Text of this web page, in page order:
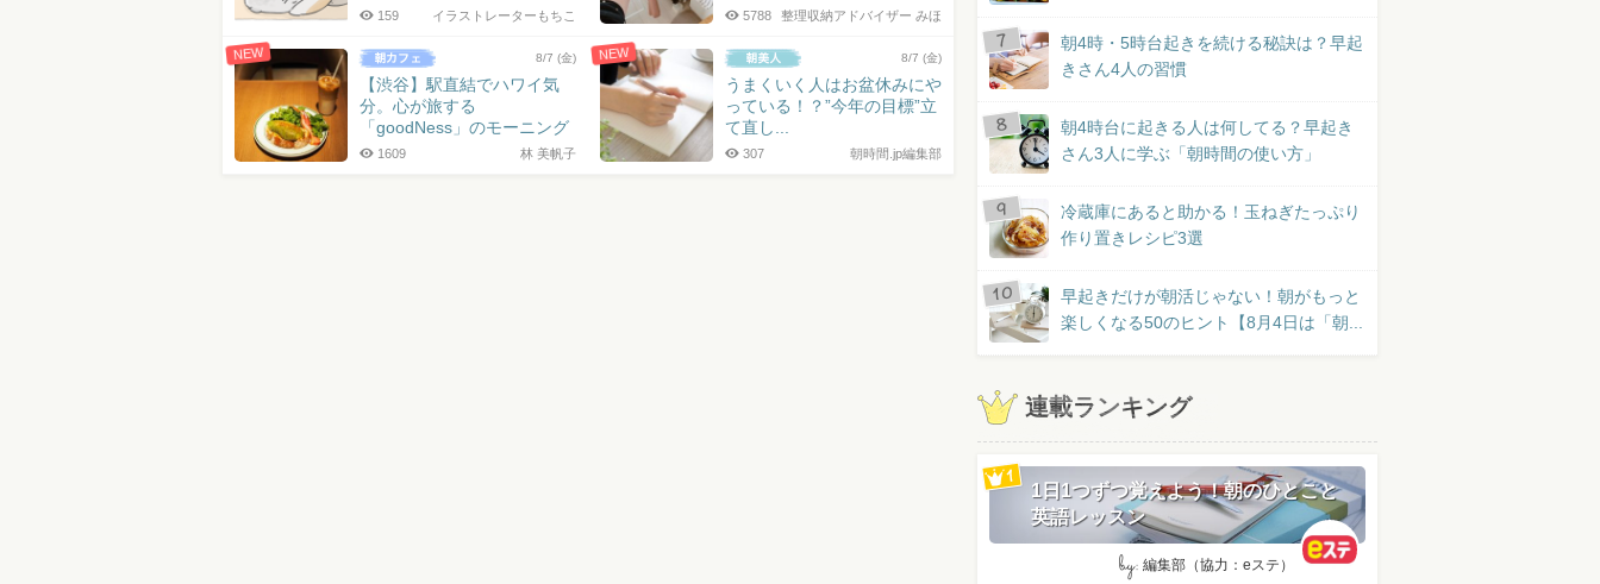
イラストレーターもちこ
159 整理収納アドバイザー みほ
5788
NEW 8/7 (金)
【渋谷】駅直結でハワイ気
分。心が旅する
「goodNess」のモーニング
林 美帆子
1609
NEW 8/7 (金)
うまくいく人はお盆休みにや
っている！？”今年の目標”立
て直し...
朝時間.jp編集部
307
朝4時・5時台起きを続ける秘訣は？早起
きさん4人の習慣
朝4時台に起きる人は何してる？早起き
さん3人に学ぶ「朝時間の使い方」
冷蔵庫にあると助かる！玉ねぎたっぷり
作り置きレシピ3選
早起きだけが朝活じゃない！朝がもっと
楽しくなる50のヒント【8月4日は「朝...
連載ランキング
1日1つずつ覚えよう！朝のひとこと
英語レッスン
by: 編集部（協力：eステ）